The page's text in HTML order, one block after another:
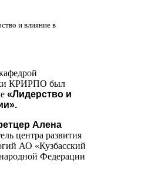
и влияние в
КРИРПО был
«Лидерство и
Алена
центра развития
АО «Кузбасский
Федерации